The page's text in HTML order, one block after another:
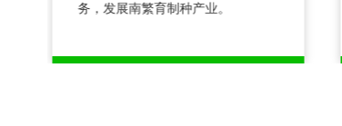
务，发展南繁育制种产业。